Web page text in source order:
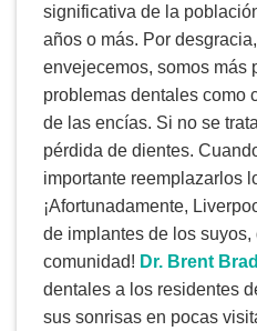
significativa de la
años o más. Por
envejecemos, somos más
problemas dentales como
de las encías. Si no se
pérdida de dientes.
importante reemplazarlos
¡Afortunadamente,
de implantes de los
comunidad! Dr. Brent
dentales a los residentes
sus sonrisas en pocas